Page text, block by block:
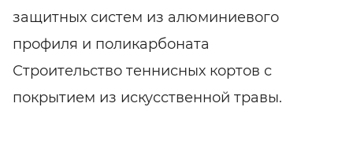
защитных систем из алюминиевого
профиля и поликарбоната
Строительство теннисных кортов с
покрытием из искусственной травы.